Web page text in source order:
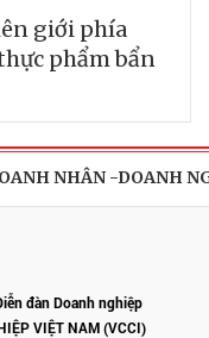
giới phía
phẩm bẩn
NHÂN -DOANH
đàn Doanh nghiệp
VIỆT NAM (VCCI)